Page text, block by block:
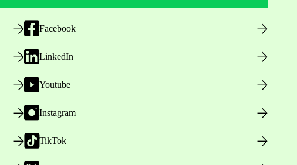
Facebook
LinkedIn
Youtube
Instagram
TikTok